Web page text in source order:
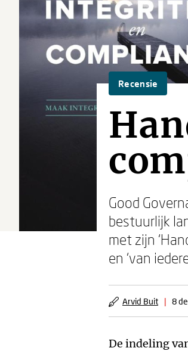
Recensie
Good
bestuurlijk
met zijn
en ‘van
Arvid Buit | 8
De indeling